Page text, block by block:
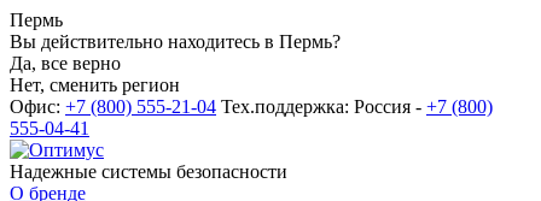
Пермь
Вы действительно находитесь в Пермь?
Да, все верно
Нет, сменить регион
Офис: +7 (800) 555-21-04 Тех.поддержка: Россия - +7 (800)
555-04-41
Надежные системы безопасности
О бренде